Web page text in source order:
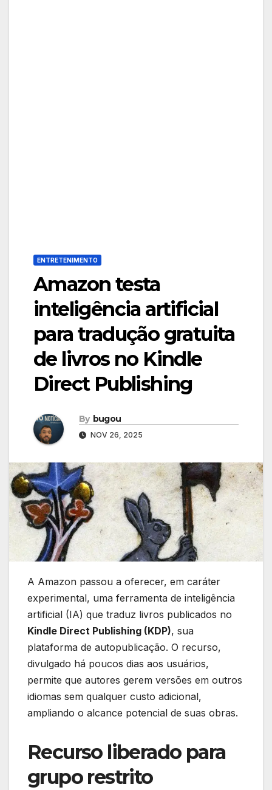
ENTRETENIMENTO
Amazon testa
inteligência artificial
para tradução gratuita
de livros no Kindle
Direct Publishing
By bugou
NOV 26, 2025
A Amazon passou a oferecer, em caráter
experimental, uma ferramenta de inteligência
artificial (IA) que traduz livros publicados no
Kindle Direct Publishing (KDP), sua
plataforma de autopublicação. O recurso,
divulgado há poucos dias aos usuários,
permite que autores gerem versões em outros
idiomas sem qualquer custo adicional,
ampliando o alcance potencial de suas obras.
Recurso liberado para
grupo restrito